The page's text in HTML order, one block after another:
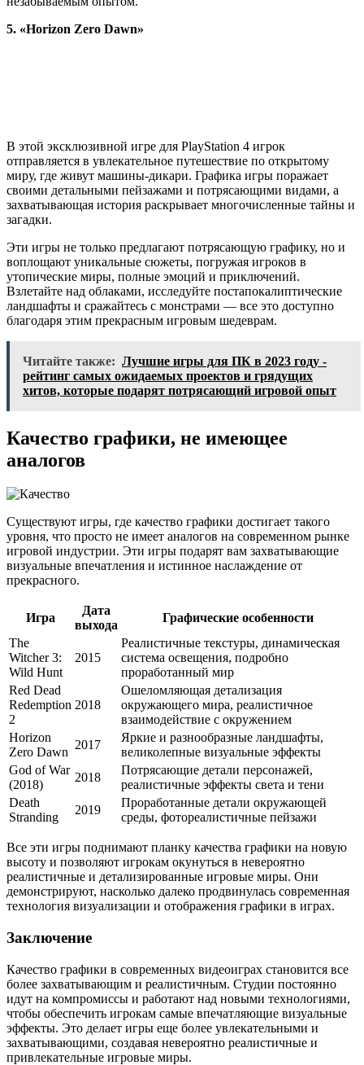
5. «Horizon Zero Dawn»
В этой эксклюзивной игре для PlayStation 4 игрок
отправляется в увлекательное путешествие по открытому
миру, где живут машины-дикари. Графика игры поражает
своими детальными пейзажами и потрясающими видами, а
захватывающая история раскрывает многочисленные тайны и
загадки.
Эти игры не только предлагают потрясающую графику, но и
воплощают уникальные сюжеты, погружая игроков в
утопические миры, полные эмоций и приключений.
Взлетайте над облаками, исследуйте постапокалиптические
ландшафты и сражайтесь с монстрами — все это доступно
благодаря этим прекрасным игровым шедеврам.
Читайте также: Лучшие игры для ПК в 2023 году -
рейтинг самых ожидаемых проектов и грядущих
хитов, которые подарят потрясающий игровой опыт
Качество графики, не имеющее
аналогов
Существуют игры, где качество графики достигает такого
уровня, что просто не имеет аналогов на современном рынке
игровой индустрии. Эти игры подарят вам захватывающие
визуальные впечатления и истинное наслаждение от
прекрасного.
Игра
Дата
выхода
Графические особенности
The
Witcher 3:
Wild Hunt
2015
Реалистичные текстуры, динамическая
система освещения, подробно
проработанный мир
Red Dead
Redemption
2
2018
Ошеломляющая детализация
окружающего мира, реалистичное
взаимодействие с окружением
Horizon
Zero Dawn
2017
Яркие и разнообразные ландшафты,
великолепные визуальные эффекты
God of War
(2018)
2018
Потрясающие детали персонажей,
реалистичные эффекты света и тени
Death
Stranding
2019
Проработанные детали окружающей
среды, фотореалистичные пейзажи
Все эти игры поднимают планку качества графики на новую
высоту и позволяют игрокам окунуться в невероятно
реалистичные и детализированные игровые миры. Они
демонстрируют, насколько далеко продвинулась современная
технология визуализации и отображения графики в играх.
Заключение
Качество графики в современных видеоиграх становится все
более захватывающим и реалистичным. Студии постоянно
идут на компромиссы и работают над новыми технологиями,
чтобы обеспечить игрокам самые впечатляющие визуальные
эффекты. Это делает игры еще более увлекательными и
захватывающими, создавая невероятно реалистичные и
привлекательные игровые миры.